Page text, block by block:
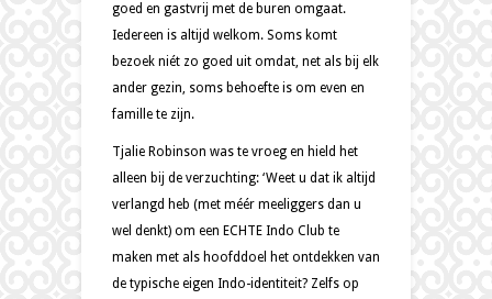
goed en gastvrij met de buren omgaat.
Iedereen is altijd welkom. Soms komt
bezoek niét zo goed uit omdat, net als bij elk
ander gezin, soms behoefte is om even en
famille te zijn.
Tjalie Robinson was te vroeg en hield het
alleen bij de verzuchting: ‘Weet u dat ik altijd
verlangd heb (met méér meeliggers dan u
wel denkt) om een ECHTE Indo Club te
maken met als hoofddoel het ontdekken van
de typische eigen Indo-identiteit? Zelfs op